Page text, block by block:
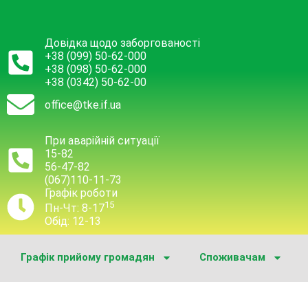
Довідка щодо заборгованості
+38 (099) 50-62-000
+38 (098) 50-62-000
+38 (0342) 50-62-00
office@tke.if.ua
При аварійній ситуації
15-82
56-47-82
(067)110-11-73
Графік роботи
Пн-Чт: 8-1715
Обід: 12-13
Графік прийому громадян Споживачам